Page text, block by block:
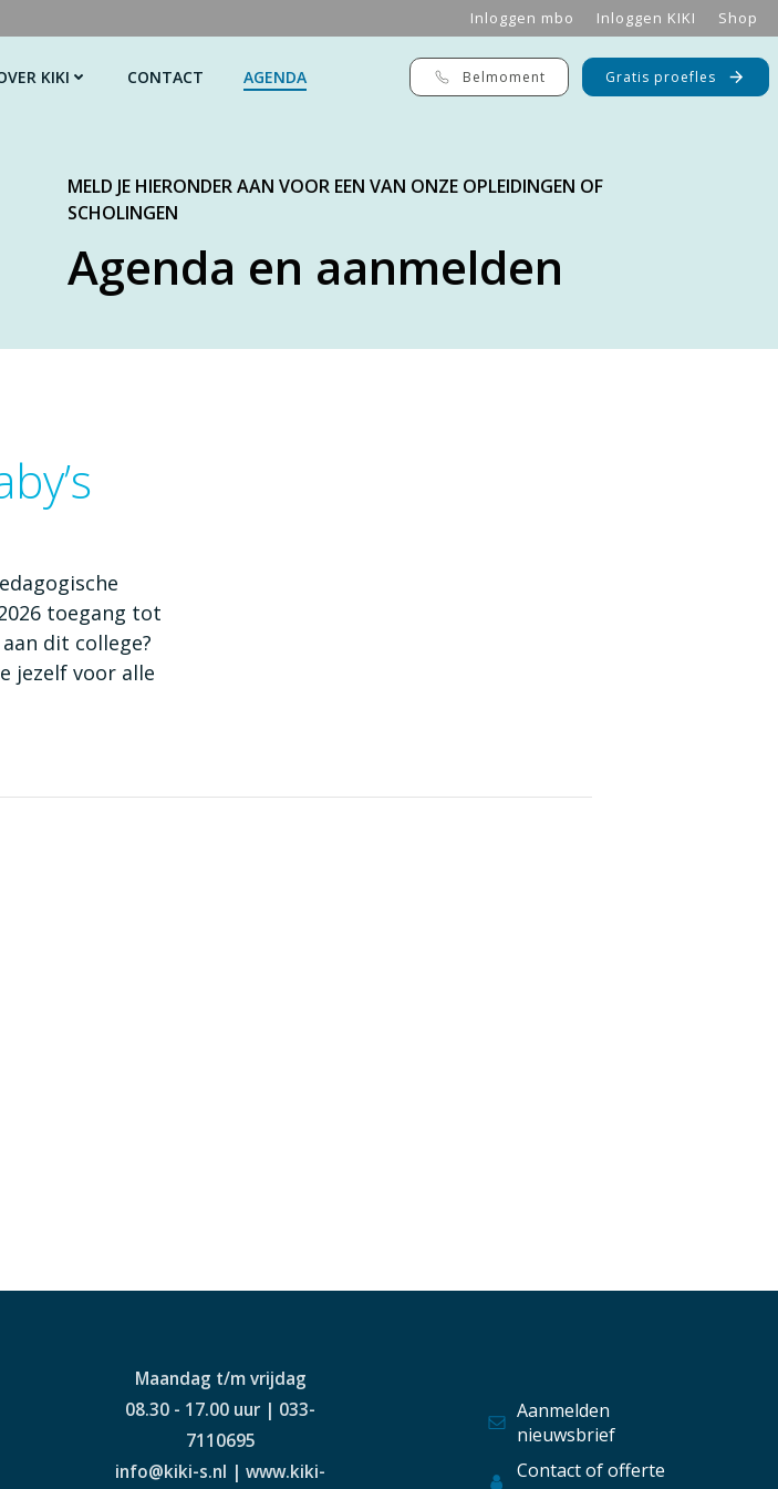
Inloggen mbo Inloggen KIKI Shop
KIKI CONTACT AGENDA Belmoment Gratis proefles
MELD JE HIERONDER AAN VOOR EEN VAN ONZE OPLEIDINGEN OF
SCHOLINGEN
Agenda en aanmelden
toegang tot
dit college?
jezelf voor alle
Maandag t/m vrijdag
08.30 - 17.00 uur | 033-
7110695
info@kiki-s.nl | www.kiki-
Aanmelden
nieuwsbrief
Contact of offerte